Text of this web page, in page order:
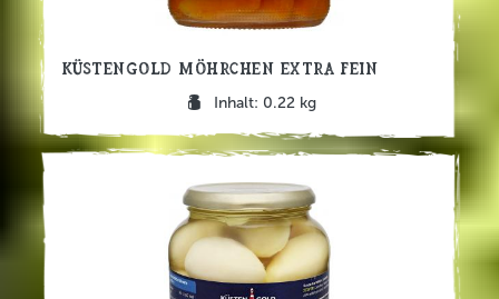
Küstengold Möhrchen extra fein
Inhalt: 0.22 kg